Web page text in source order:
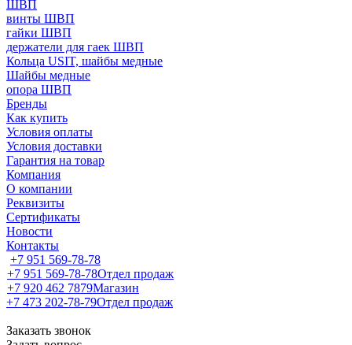
ШВП
винты ШВП
гайки ШВП
держатели для гаек ШВП
Кольца USIT, шайбы медные
Шайбы медные
опора ШВП
Бренды
Как купить
Условия оплаты
Условия доставки
Гарантия на товар
Компания
О компании
Реквизиты
Сертификаты
Новости
Контакты
+7 951 569-78-78
+7 951 569-78-78Отдел продаж
+7 920 462 7879Магазин
+7 473 202-78-79Отдел продаж
Заказать звонок